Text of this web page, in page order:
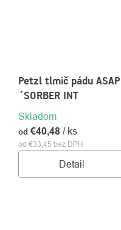
Petzl tlmič pádu ASAP
´SORBER INT
Skladom
od €33,45 bez DPH
od €40,48 / ks
Detail